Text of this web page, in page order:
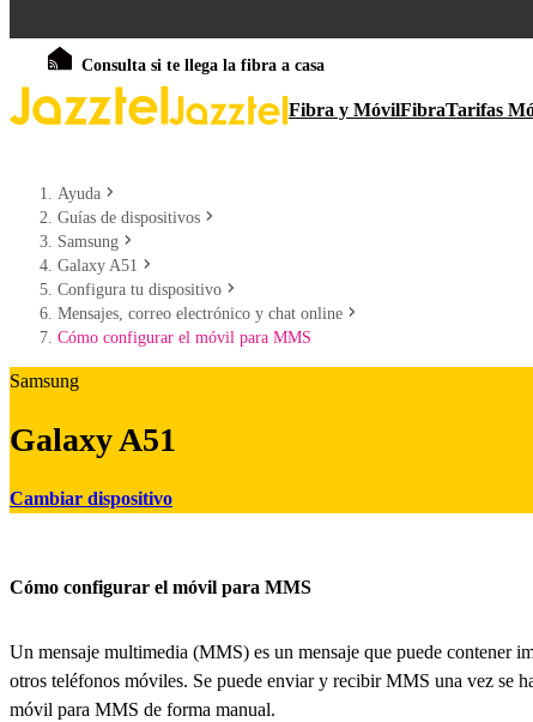
Consulta si te llega la fibra a casa
Fibra y MóvilFibraTarifas
Ayuda
Guías de dispositivos
Samsung
Galaxy A51
Configura tu dispositivo
Mensajes, correo electrónico y chat online
Cómo configurar el móvil para MMS
Samsung
Galaxy A51
Cambiar dispositivo
Cómo configurar el móvil para MMS
Un mensaje multimedia (MMS) es un mensaje que puede contener
otros teléfonos móviles. Se puede enviar y recibir MMS una vez se
móvil para MMS de forma manual.